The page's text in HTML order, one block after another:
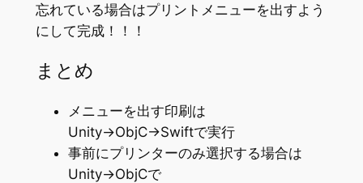
忘れている場合はプリントメニューを出すよう
にして完成！！！
まとめ
メニューを出す印刷は
Unity→ObjC→Swiftで実行
事前にプリンターのみ選択する場合は
Unity→ObjCで